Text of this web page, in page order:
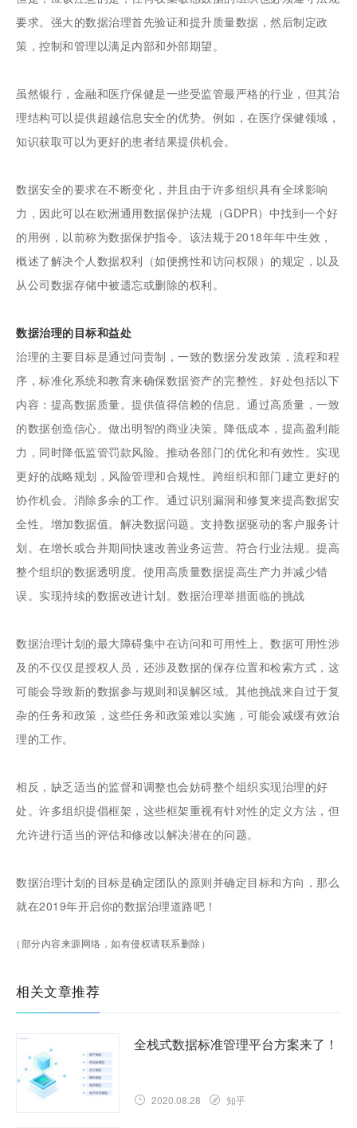
要求。强大的数据治理首先验证和提升质量数据，然后制定政
策，控制和管理以满足内部和外部期望。
虽然银行，金融和医疗保健是一些受监管最严格的行业，但其治
理结构可以提供超越信息安全的优势。例如，在医疗保健领域，
知识获取可以为更好的患者结果提供机会。
数据安全的要求在不断变化，并且由于许多组织具有全球影响
力，因此可以在欧洲通用数据保护法规（GDPR）中找到一个好
的用例，以前称为数据保护指令。该法规于2018年年中生效，
概述了解决个人数据权利（如便携性和访问权限）的规定，以及
从公司数据存储中被遗忘或删除的权利。
数据治理的目标和益处
治理的主要目标是通过问责制，一致的数据分发政策，流程和程
序，标准化系统和教育来确保数据资产的完整性。好处包括以下
内容：提高数据质量。提供值得信赖的信息。通过高质量，一致
的数据创造信心。做出明智的商业决策。降低成本，提高盈利能
力，同时降低监管罚款风险。推动各部门的优化和有效性。实现
更好的战略规划，风险管理和合规性。跨组织和部门建立更好的
协作机会。消除多余的工作。通过识别漏洞和修复来提高数据安
全性。增加数据值。解决数据问题。支持数据驱动的客户服务计
划。在增长或合并期间快速改善业务运营。符合行业法规。提高
整个组织的数据透明度。使用高质量数据提高生产力并减少错
误。实现持续的数据改进计划。数据治理举措面临的挑战
数据治理计划的最大障碍集中在访问和可用性上。数据可用性涉
及的不仅仅是授权人员，还涉及数据的保存位置和检索方式，这
可能会导致新的数据参与规则和误解区域。其他挑战来自过于复
杂的任务和政策，这些任务和政策难以实施，可能会减缓有效治
理的工作。
相反，缺乏适当的监督和调整也会妨碍整个组织实现治理的好
处。许多组织提倡框架，这些框架重视有针对性的定义方法，但
允许进行适当的评估和修改以解决潜在的问题。
数据治理计划的目标是确定团队的原则并确定目标和方向，那么
就在2019年开启你的数据治理道路吧！
（部分内容来源网络，如有侵权请联系删除）
相关文章推荐
全栈式数据标准管理平台方案来了！
2020.08.28 知乎